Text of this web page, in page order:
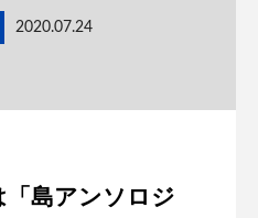
2020.07.24
「島アンソロジ